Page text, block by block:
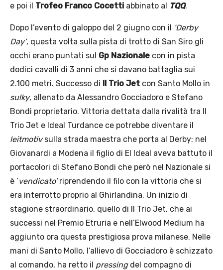
e poi il Trofeo Franco Cocetti abbinato al TQQ.
Dopo l’evento di galoppo del 2 giugno con il ‘Derby
Day’, questa volta sulla pista di trotto di San Siro gli
occhi erano puntati sul Gp Nazionale con in pista
dodici cavalli di 3 anni che si davano battaglia sui
2.100 metri. Successo di Il Trio Jet con Santo Mollo in
sulky, allenato da Alessandro Gocciadoro e Stefano
Bondi proprietario. Vittoria dettata dalla rivalità tra Il
Trio Jet e Ideal Turdance ce potrebbe diventare il
leitmotivsulla strada maestra che porta al Derby: nel
Giovanardi a Modena il figlio di El Ideal aveva battuto il
portacolori di Stefano Bondi che però nel Nazionale si
è ‘vendicato’riprendendo il filo con la vittoria che si
era interrotto proprio al Ghirlandina. Un inizio di
stagione straordinario, quello di Il Trio Jet, che ai
successi nel Premio Etruria e nell’Elwood Medium ha
aggiunto ora questa prestigiosa prova milanese. Nelle
mani di Santo Mollo, l’allievo di Gocciadoro è schizzato
al comando, ha retto il pressingdel compagno di